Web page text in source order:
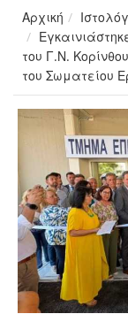
Αρχική
του Γ.Ν.
του Σωματείου